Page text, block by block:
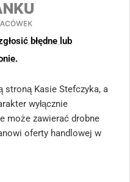
błędne lub
Kasie Stefczyka, a
wyłącznie
może zawierać drobne
oferty handlowej w